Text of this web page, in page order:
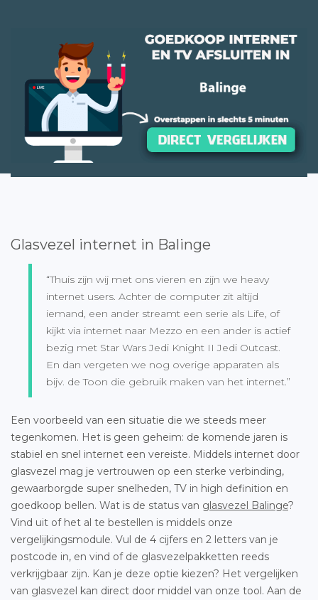
Glasvezel internet in Balinge
“Thuis zijn wij met ons vieren en zijn we heavy
internet users. Achter de computer zit altijd
iemand, een ander streamt een serie als Life, of
kijkt via internet naar Mezzo en een ander is actief
bezig met Star Wars Jedi Knight II Jedi Outcast.
En dan vergeten we nog overige apparaten als
bijv. de Toon die gebruik maken van het internet.”
Een voorbeeld van een situatie die we steeds meer
tegenkomen. Het is geen geheim: de komende jaren is
stabiel en snel internet een vereiste. Middels internet door
glasvezel mag je vertrouwen op een sterke verbinding,
gewaarborgde super snelheden, TV in high definition en
goedkoop bellen. Wat is de status van glasvezel Balinge?
Vind uit of het al te bestellen is middels onze
vergelijkingsmodule. Vul de 4 cijfers en 2 letters van je
postcode in, en vind of de glasvezelpakketten reeds
verkrijgbaar zijn. Kan je deze optie kiezen? Het vergelijken
van glasvezel kan direct door middel van onze tool. Aan de